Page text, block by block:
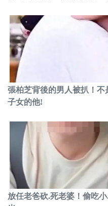
張柏芝背後的男人被扒！
子女的他!
放任老爸砍.死老婆！偷吃